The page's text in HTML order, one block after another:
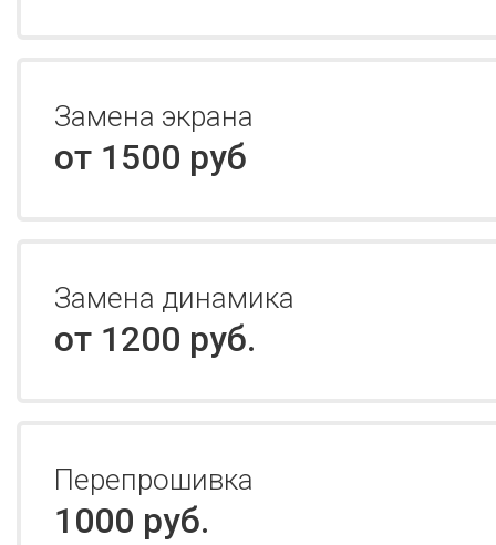
Замена экрана
от 1500 руб
Замена динамика
от 1200 руб.
Перепрошивка
1000 руб.